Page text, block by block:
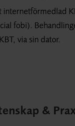
fobi).
via sin dator.
&